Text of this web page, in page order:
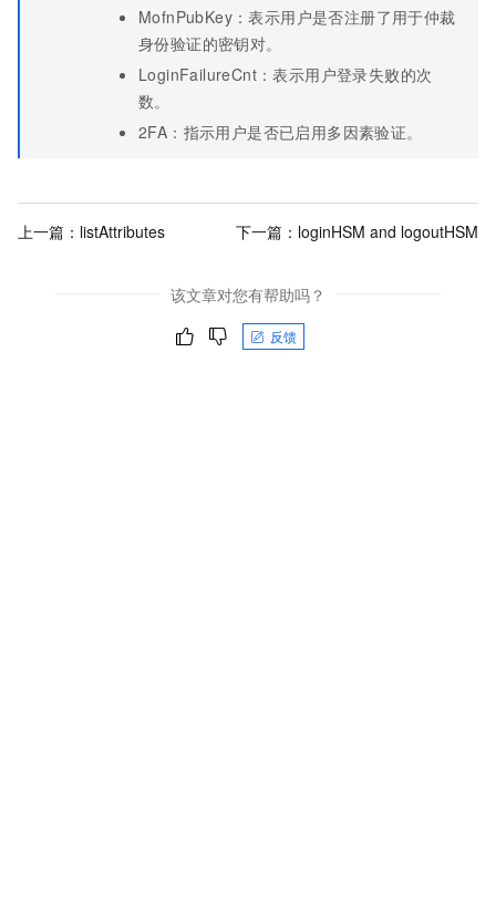
MofnPubKey：表示用户是否注册了用于仲裁
身份验证的密钥对。
LoginFailureCnt：表示用户登录失败的次
数。
2FA：指示用户是否已启用多因素验证。
上一篇： listAttributes 下一篇： loginHSM and logoutHSM
该文章对您有帮助吗？
反馈